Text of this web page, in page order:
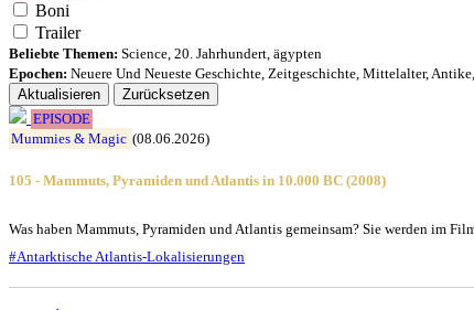
Boni
Trailer
Beliebte Themen: Science, 20. Jahrhundert, ägypten
Epochen: Neuere Und Neueste Geschichte, Zeitgeschichte, Mittelalter,Antike,
Aktualisieren
Zurücksetzen
EPISODE
Mummies & Magic (08.06.2026)
105 - Mammuts, Pyramiden und Atlantis in 10.000 BC (2008)
Was haben Mammuts, Pyramiden und Atlantis gemeinsam? Sie werden im
#Antarktische Atlantis-Lokalisierungen